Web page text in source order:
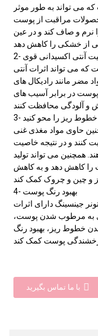
می تواند به طور موثر
مراقبت از پوست
نرم و صاف کند و در عین
آنتی اکسیدانی قوی
که می تواند اثرات آنتی
مضر مانند رادیکال های
پوست در برابر آسیب های
3- خطوط ریز را محو کنید
حاوی مواد مغذی غنی
کنند و در نتیجه خاصیت
همچنین می تواند تولید
را کاهش دهد و به کاهش
4- بهبود رنگ پوست
جینسینگ دارای اثرات
به مرطوب شدن پوست،
خطوط ریز، بهبود رنگ
با ما تماس بگیرید